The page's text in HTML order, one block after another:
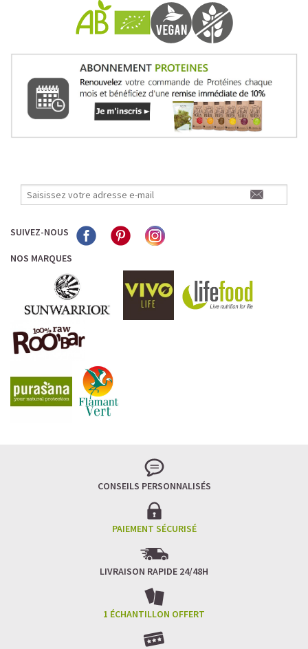
SUIVEZ-NOUS
NOS MARQUES
CONSEILS PERSONNALISÉS
PAIEMENT SÉCURISÉ
LIVRAISON RAPIDE 24/48H
1 ÉCHANTILLON OFFERT